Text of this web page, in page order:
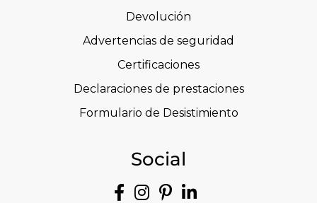
Devolución
Advertencias de seguridad
Certificaciones
Declaraciones de prestaciones
Formulario de Desistimiento
Social